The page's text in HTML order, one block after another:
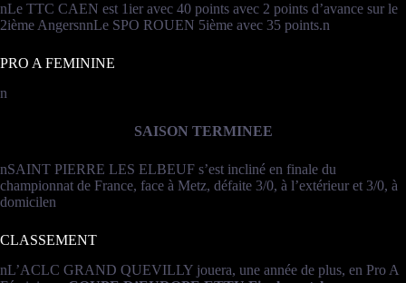
nLe TTC CAEN est 1ier avec 40 points avec 2 points d’avance sur le
2ième AngersnnLe SPO ROUEN 5ième avec 35 points.n
PRO A FEMININE
n
SAISON TERMINEE
nSAINT PIERRE LES ELBEUF s’est incliné en finale du
championnat de France, face à Metz, défaite 3/0, à l’extérieur et 3/0, à
domicilen
CLASSEMENT
nL’ACLC GRAND QUEVILLY jouera, une année de plus, en Pro A